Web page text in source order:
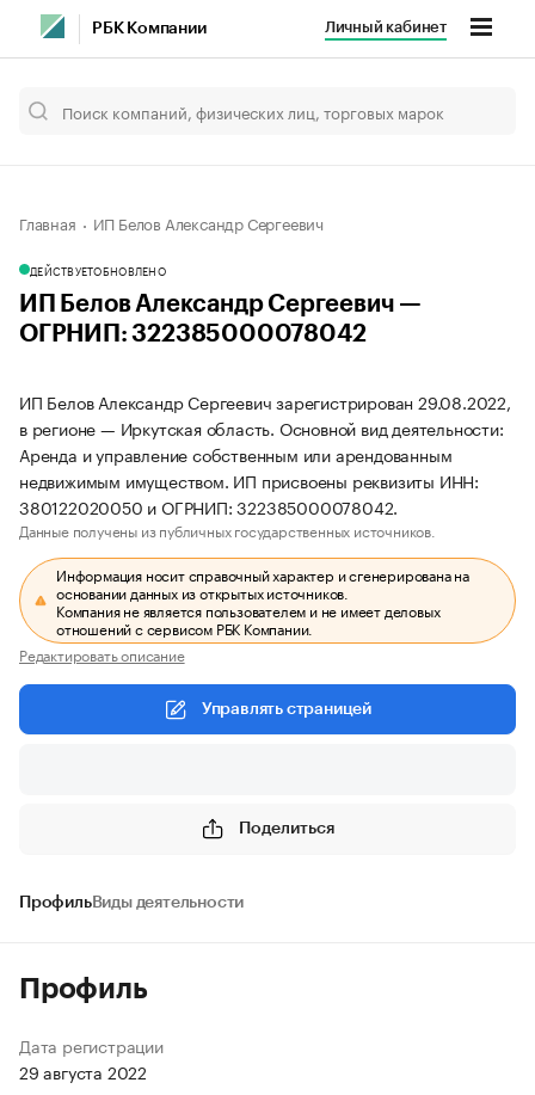
РБК Компании Личный кабинет
Главная ИП Белов Александр Сергеевич
ДЕЙСТВУЕТОБНОВЛЕНО
ИП Белов Александр Сергеевич —
ОГРНИП: 322385000078042
ИП Белов Александр Сергеевич зарегистрирован 29.08.2022,
в регионе — Иркутская область. Основной вид деятельности:
Аренда и управление собственным или арендованным
недвижимым имуществом. ИП присвоены реквизиты ИНН:
380122020050 и ОГРНИП: 322385000078042.
Данные получены из публичных государственных источников.
Информация носит справочный характер и сгенерирована на
основании данных из открытых источников.
Компания не является пользователем и не имеет деловых
отношений с сервисом РБК Компании.
Редактировать описание
Управлять страницей
Поделиться
ПрофильВиды деятельности
Профиль
Дата регистрации
29 августа 2022